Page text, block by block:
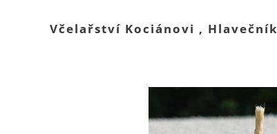
Včelařství Kociánovi , Hlavečník